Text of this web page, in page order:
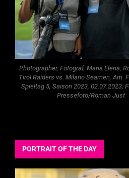
Photographer, Fotograf, Maria Elena,
Tirol Raiders vs. Milano Seamen, Am.
Spieltag 5, Saison 2023, 02.07.2023,
Pressefoto/Roman Just
PORTRAIT OF THE DAY